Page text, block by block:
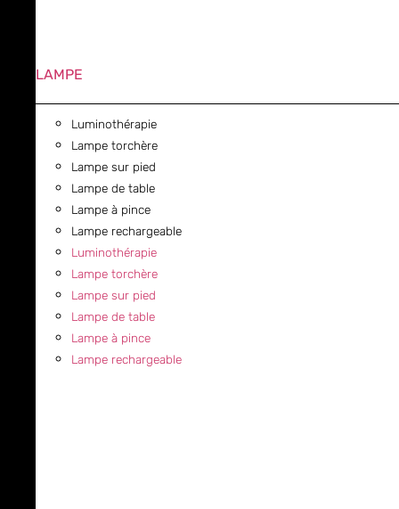
LAMPE
Luminothérapie
Lampe torchère
Lampe sur pied
Lampe de table
Lampe à pince
Lampe rechargeable
Luminothérapie
Lampe torchère
Lampe sur pied
Lampe de table
Lampe à pince
Lampe rechargeable